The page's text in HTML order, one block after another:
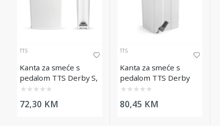
TTS
Kanta za smeće s
pedalom TTS Derby S,
17L, bijela
★ ★ ★ ★ ★
72,30 KM
TTS
Kanta za smeće s
pedalom TTS Derby
M, 25L
★ ★ ★ ★ ★
80,45 KM